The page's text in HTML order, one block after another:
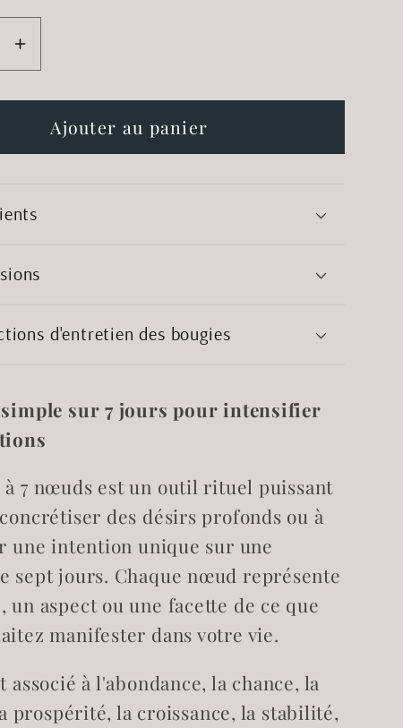
Augmenter
la
quantité
Bougie
noeuds
Ajouter au panier
d'entretien des bougies
sur 7 jours pour intensifier
à 7 nœuds est un outil rituel puissant
des désirs profonds ou à
une intention unique sur une
sept jours. Chaque nœud représente
un aspect ou une facette de ce que
manifester dans votre vie.
associé à l'abondance, la chance, la
prospérité, la croissance, la stabilité,